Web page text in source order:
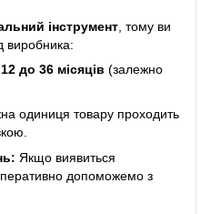
інструмент, тому ви
виробника:
12 до 36 місяців (залежно
одиниця товару проходить
Якщо виявиться
допоможемо з